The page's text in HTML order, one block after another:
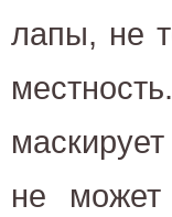
лапы, не
не может